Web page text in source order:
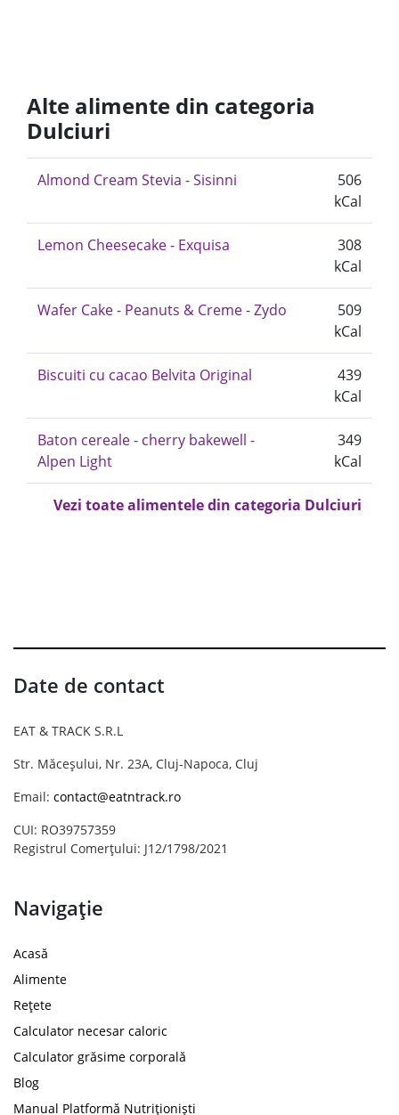
Alte alimente din categoria
Dulciuri
Almond Cream Stevia - Sisinni
506
kCal
Lemon Cheesecake - Exquisa
308
kCal
Wafer Cake - Peanuts & Creme - Zydo
509
kCal
Biscuiti cu cacao Belvita Original
439
kCal
Baton cereale - cherry bakewell -
Alpen Light
349
kCal
Vezi toate alimentele din categoria Dulciuri
Date de contact
EAT & TRACK S.R.L
Str. Măceșului, Nr. 23A, Cluj-Napoca, Cluj
Email: contact@eatntrack.ro
CUI: RO39757359
Registrul Comerțului: J12/1798/2021
Navigație
Acasă
Alimente
Rețete
Calculator necesar caloric
Calculator grăsime corporală
Blog
Manual Platformă Nutriționiști